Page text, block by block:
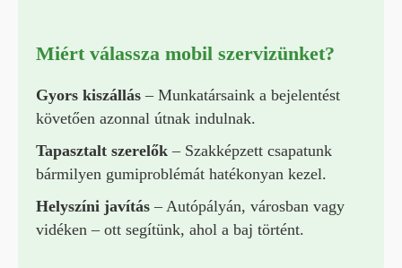
Miért válassza mobil szervizünket?
Gyors kiszállás – Munkatársaink a bejelentést
követően azonnal útnak indulnak.
Tapasztalt szerelők – Szakképzett csapatunk
bármilyen gumiproblémát hatékonyan kezel.
Helyszíni javítás – Autópályán, városban vagy
vidéken – ott segítünk, ahol a baj történt.